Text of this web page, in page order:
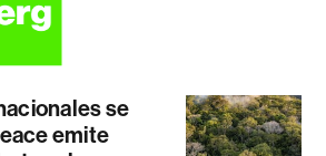
se
emite